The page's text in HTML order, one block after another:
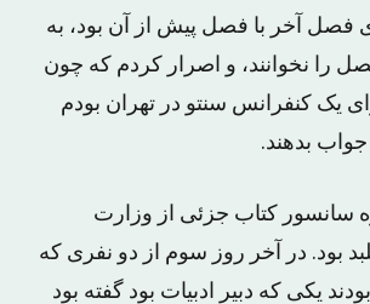
آخر با فصل پیش از آن بود، به
را نخوانند، و اصرار کردم که چون
یک کنفرانس سنتو در تهران بودم
بدهند.
سانسور کتاب جزئی از وزارت
بود. در آخر روز سوم از دو نفری که
یکی که دبیر ادبیات بود گفته بود